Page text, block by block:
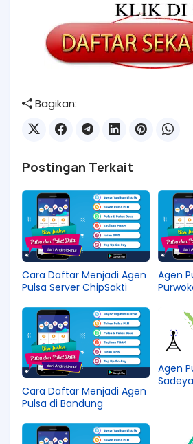
Bagikan:
Postingan Terkait
Cara Daftar Menjadi Agen
Pulsa Server ChipSakti
Agen
Cara Daftar Menjadi Agen
Pulsa di Bandung
Agen